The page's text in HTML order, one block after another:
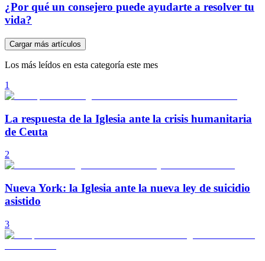
¿Por qué un consejero puede ayudarte a resolver tu
vida?
Cargar más artículos
Los más leídos en esta categoría este mes
1
La respuesta de la Iglesia ante la crisis humanitaria
de Ceuta
2
Nueva York: la Iglesia ante la nueva ley de suicidio
asistido
3